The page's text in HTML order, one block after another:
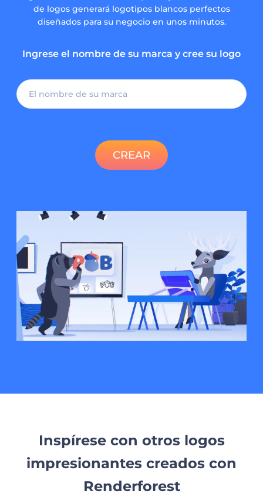
de logos generará logotipos blancos perfectos
diseñados para su negocio en unos minutos.
Ingrese el nombre de su marca y cree su logo
CREAR
Inspírese con otros logos
impresionantes creados con
Renderforest